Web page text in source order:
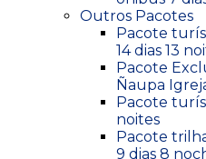
Outros Pacotes
Pacote
14 dias 13
Pacote
Ñaupa
Pacote
noites
Pacote
9 dias 8